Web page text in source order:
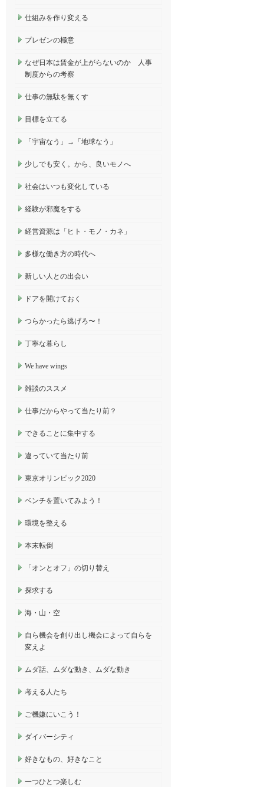
仕組みを作り変える
プレゼンの極意
なぜ日本は賃金が上がらないのか 人事
制度からの考察
仕事の無駄を無くす
目標を立てる
「宇宙なう」→「地球なう」
少しでも安く。から、良いモノへ
社会はいつも変化している
経験が邪魔をする
経営資源は「ヒト・モノ・カネ」
多様な働き方の時代へ
新しい人との出会い
ドアを開けておく
つらかったら逃げろ〜！
丁寧な暮らし
We have wings
雑談のススメ
仕事だからやって当たり前？
できることに集中する
違っていて当たり前
東京オリンピック2020
ベンチを置いてみよう！
環境を整える
本末転倒
「オンとオフ」の切り替え
探求する
海・山・空
自ら機会を創り出し機会によって自らを
変えよ
ムダ話、ムダな動き、ムダな動き
考える人たち
ご機嫌にいこう！
ダイバーシティ
好きなもの、好きなこと
一つひとつ楽しむ